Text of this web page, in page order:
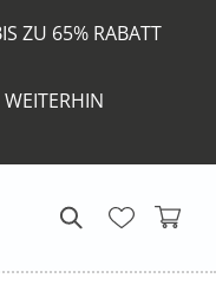
ZU 65% RABATT